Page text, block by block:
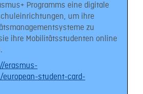
Programms eine digitale
um ihre
zu
ihre Mobilitätsstudenten online
erasmus-
european-student-card-